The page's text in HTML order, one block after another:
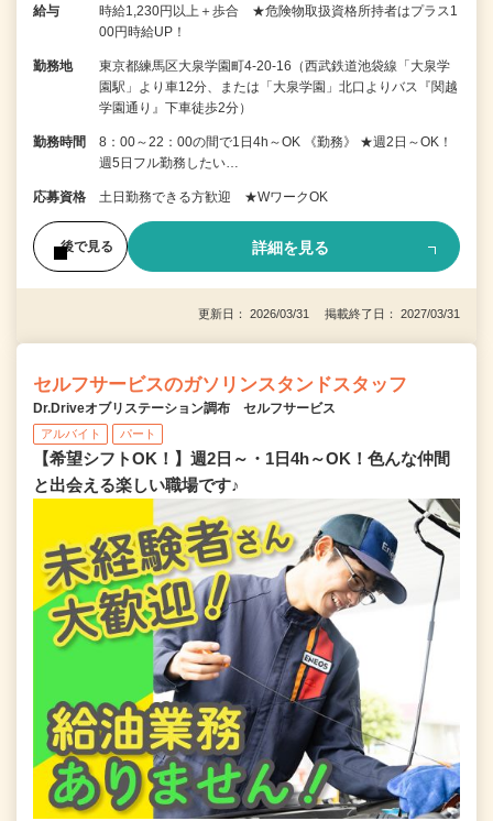
給与
時給1,230円以上＋歩合 ★危険物取扱資格所持者はプラス1
00円時給UP！
勤務地
東京都練馬区大泉学園町4-20-16（西武鉄道池袋線「大泉学
園駅」より車12分、または「大泉学園」北口よりバス『関越
学園通り』下車徒歩2分）
勤務時間
8：00～22：00の間で1日4h～OK 《勤務》 ★週2日～OK！
週5日フル勤務したい…
応募資格 土日勤務できる方歓迎 ★WワークOK
後で見る 詳細を見る
更新日： 2026/03/31 掲載終了日： 2027/03/31
セルフサービスのガソリンスタンドスタッフ
Dr.Driveオブリステーション調布 セルフサービス
アルバイト パート
【希望シフトOK！】週2日～・1日4h～OK！色んな仲間
と出会える楽しい職場です♪